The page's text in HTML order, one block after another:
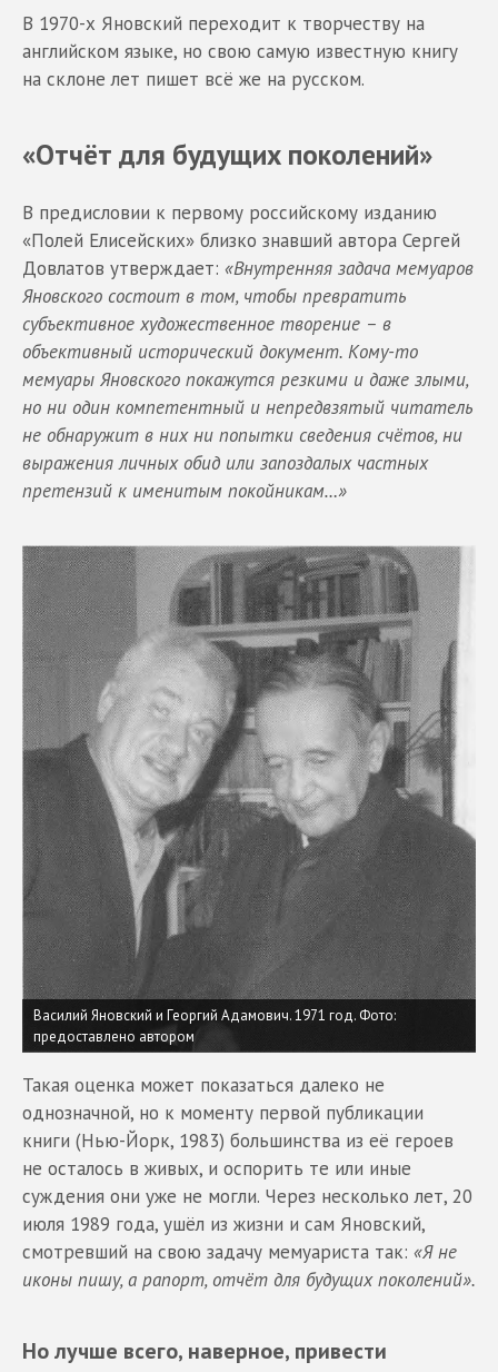
В 1970-х Яновский переходит к творчеству на
английском языке, но свою самую известную книгу
на склоне лет пишет всё же на русском.
«Отчёт для будущих поколений»
В предисловии к первому российскому изданию
«Полей Елисейских» близко знавший автора Сергей
Довлатов утверждает: «Внутренняя задача мемуаров
Яновского состоит в том, чтобы превратить
субъективное художественное творение – в
объективный исторический документ. Кому-то
мемуары Яновского покажутся резкими и даже злыми,
но ни один компетентный и непредвзятый читатель
не обнаружит в них ни попытки сведения счётов, ни
выражения личных обид или запоздалых частных
претензий к именитым покойникам…»
Василий Яновский и Георгий Адамович. 1971 год. Фото:
предоставлено автором
Такая оценка может показаться далеко не
однозначной, но к моменту первой публикации
книги (Нью-Йорк, 1983) большинства из её героев
не осталось в живых, и оспорить те или иные
суждения они уже не могли. Через несколько лет, 20
июля 1989 года, ушёл из жизни и сам Яновский,
смотревший на свою задачу мемуариста так: «Я не
иконы пишу, а рапорт, отчёт для будущих поколений».
Но лучше всего, наверное, привести